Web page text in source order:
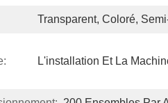
Transparent, Coloré,
L'installation Et La